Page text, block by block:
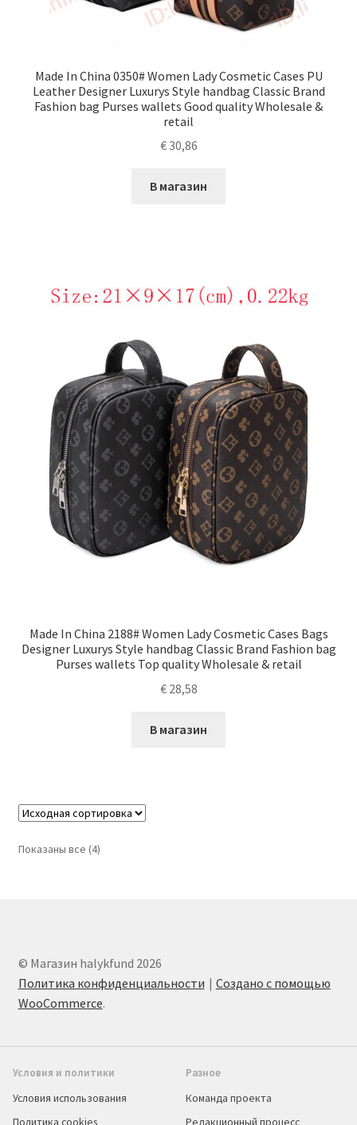
Made In China 0350# Women Lady Cosmetic Cases PU
Leather Designer Luxurys Style handbag Classic Brand
Fashion bag Purses wallets Good quality Wholesale &
retail
€30,86
В магазин
Made In China 2188# Women Lady Cosmetic Cases Bags
Designer Luxurys Style handbag Classic Brand Fashion bag
Purses wallets Top quality Wholesale & retail
€28,58
В магазин
Показаны все (4)
© Магазин halykfund 2026
Политика конфиденциальности
Создано с помощью
WooCommerce.
Условия и политики
Условия использования
Разное
Команда проекта